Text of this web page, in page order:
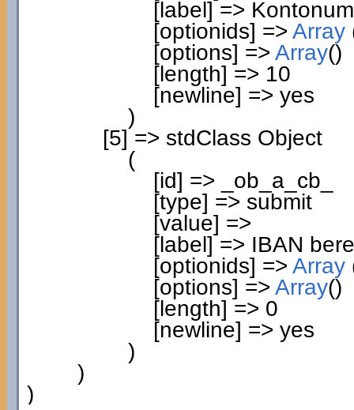
[label] =>
[optionids] => Array
[options] => Array()
[length] => 10
[newline] => yes
)
[5] => stdClass Object
(
[id] => _ob_a_cb_
[type] => submit
[value] =>
[label] => IBAN
[optionids] => Array
[options] => Array()
[length] => 0
[newline] => yes
)
)
)